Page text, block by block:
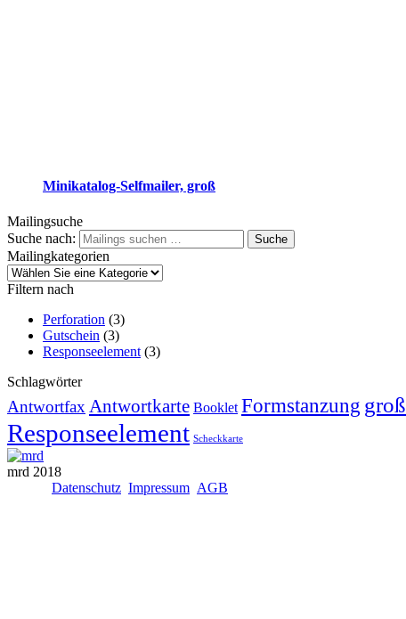
Minikatalog-Selfmailer, groß
Mailingsuche
Suche nach:
Suche
Mailingkategorien
Filtern nach
Perforation (3)
Gutschein (3)
Responseelement (3)
Schlagwörter
Antwortfax Antwortkarte Booklet Formstanzung groß
Responseelement Scheckkarte
mrd 2018
Datenschutz Impressum AGB